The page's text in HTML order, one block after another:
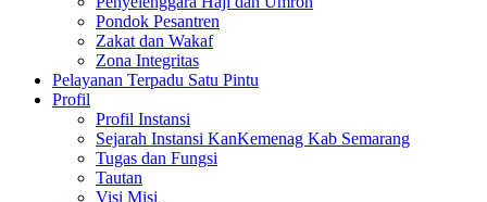
Pondok Pesantren
Zakat dan Wakaf
Zona Integritas
Pelayanan Terpadu Satu Pintu
Profil
Profil Instansi
Sejarah Instansi KanKemenag Kab Semarang
Tugas dan Fungsi
Tautan
Visi Misi